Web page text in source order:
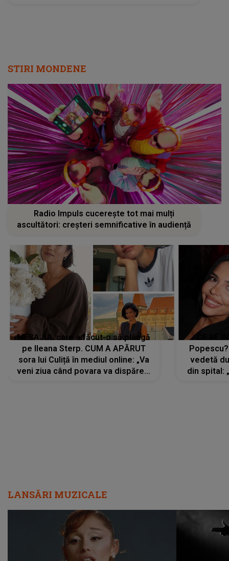
STIRI MONDENE
Radio Impuls cucerește tot mai mulți
ascultători: creșteri semnificative în audiență
MESAJUL care a făcut-o să plângă
pe Ileana Sterp. CUM A APĂRUT
sora lui Culiță în mediul online: „Va
veni ziua când povara va dispărea,
vedetă
din spital:
LANSĂRI MUZICALE